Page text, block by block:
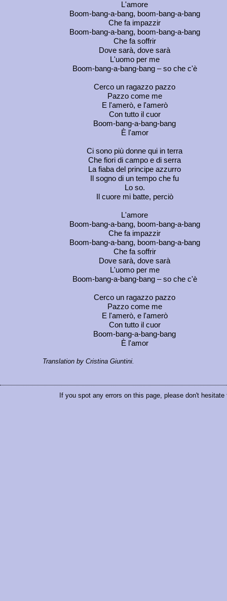
L'amore
Boom-bang-a-bang, boom-bang-a-bang
Che fa impazzir
Boom-bang-a-bang, boom-bang-a-bang
Che fa soffrir
Dove sarà, dove sarà
L'uomo per me
Boom-bang-a-bang-bang – so che c'è
Cerco un ragazzo pazzo
Pazzo come me
E l'amerò, e l'amerò
Con tutto il cuor
Boom-bang-a-bang-bang
È l'amor
Ci sono più donne qui in terra
Che fiori di campo e di serra
La fiaba del principe azzurro
Il sogno di un tempo che fu
Lo so.
Il cuore mi batte, perciò
L'amore
Boom-bang-a-bang, boom-bang-a-bang
Che fa impazzir
Boom-bang-a-bang, boom-bang-a-bang
Che fa soffrir
Dove sarà, dove sarà
L'uomo per me
Boom-bang-a-bang-bang – so che c'è
Cerco un ragazzo pazzo
Pazzo come me
E l'amerò, e l'amerò
Con tutto il cuor
Boom-bang-a-bang-bang
È l'amor
Translation by Cristina Giuntini.
If you spot any errors on this page, please don't